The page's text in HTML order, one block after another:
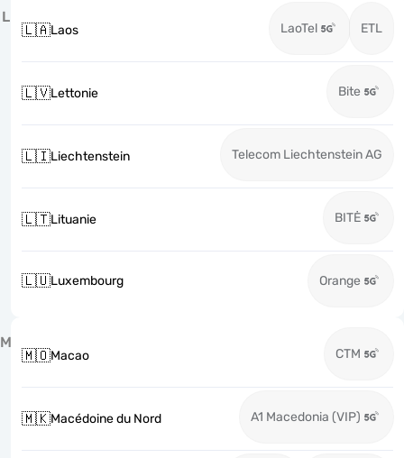
L
🇱🇦Laos LaoTel ETL
🇱🇻Lettonie Bite
🇱🇮Liechtenstein Telecom Liechtenstein AG
🇱🇹Lituanie BITĖ
🇱🇺Luxembourg Orange
M
🇲🇴Macao CTM
🇲🇰Macédoine du Nord A1 Macedonia (VIP)